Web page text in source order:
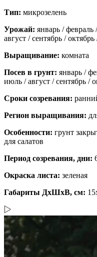
Тип: микрозелень
Урожай: январь /
август / сентябрь /
Выращивание: комната
Посев в грунт: январь /
июль / август / сентябрь /
Сроки созревания:
Регион выращивания:
Особенности: грунт
для салатов
Период созревания, дни:
Окраска листа: зеленая
Габариты ДхШхВ, см: